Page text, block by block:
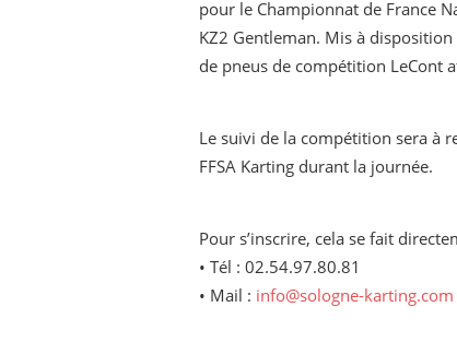
pour le Championnat de France
KZ2 Gentleman. Mis à
de pneus de compétition LeCont
Le suivi de la compétition sera à
FFSA Karting durant la journée.
Pour s’inscrire, cela se fait
• Tél : 02.54.97.80.81
• Mail : info@sologne-karting.com